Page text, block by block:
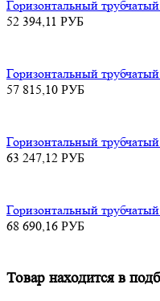
Горизонтальный
52 394,11 РУБ
Горизонтальный
57 815,10 РУБ
Горизонтальный
63 247,12 РУБ
Горизонтальный
68 690,16 РУБ
Товар находится в